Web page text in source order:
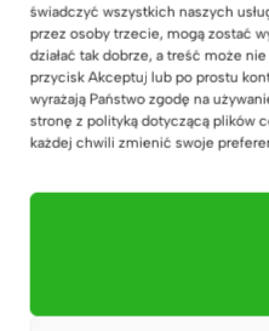
świadczyć wszystkich naszych
przez osoby trzecie, mogą zostać
działać tak dobrze, a treść może
przycisk Akceptuj lub po prostu
wyrażają Państwo zgodę na
stronę z polityką dotyczącą plików
każdej chwili zmienić swoje
akcesoria NIE są
do biurka
blatu w dowolnym wymiarze
do samodzielnego